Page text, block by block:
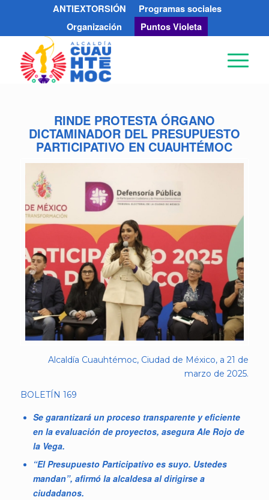
ANTIEXTORSIÓN
Programas sociales
Organización
Puntos Violeta
RINDE PROTESTA ÓRGANO
DICTAMINADOR DEL PRESUPUESTO
PARTICIPATIVO EN CUAUHTÉMOC
Alcaldía Cuauhtémoc, Ciudad de México, a 21 de
marzo de 2025.
BOLETÍN 169
Se garantizará un proceso transparente y eficiente
en la evaluación de proyectos, asegura Ale Rojo de
la Vega.
“El Presupuesto Participativo es suyo. Ustedes
mandan”, afirmó la alcaldesa al dirigirse a
ciudadanos.